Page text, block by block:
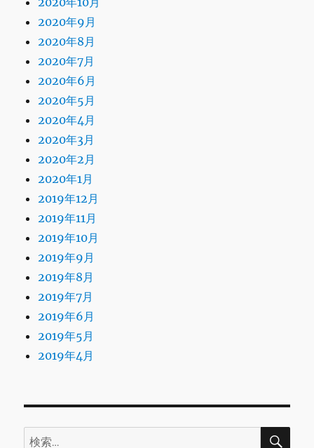
2020年9月
2020年8月
2020年7月
2020年6月
2020年5月
2020年4月
2020年3月
2020年2月
2020年1月
2019年12月
2019年11月
2019年10月
2019年9月
2019年8月
2019年7月
2019年6月
2019年5月
2019年4月
検
検